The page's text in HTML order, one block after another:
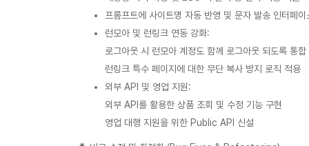
프롬프트에 사이트명 자동 반영 및 문자 발송 인터페이
런모아 및 런링크 연동 강화:
로그아웃 시 런모아 계정도 함께 로그아웃 되도록 통합
런링크 특수 페이지에 대한 무단 복사 방지 로직 적용
외부 API 및 영업 지원:
외부 API를 활용한 상품 조회 및 수정 기능 구현
영업 대행 지원을 위한 Public API 신설